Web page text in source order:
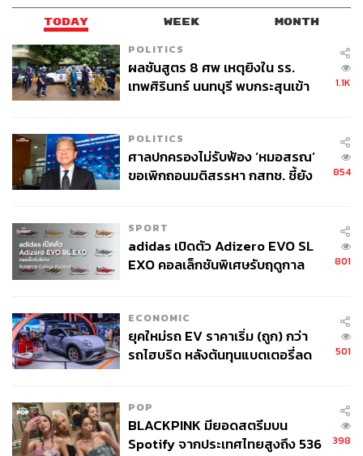
TODAY WEEK MONTH
POLITICS
ผลชันสูตร 8 ศพ เหตุยิงใน รร.
เทพศิรินทร์ นนทบุรี พบกระสุนเข้า
1.1K
POLITICS
ศาลปกครองไม่รับฟ้อง ‘หมอสรณ’
ขอเพิกถอนมติสรรหา กสทช. ชี้ยัง
854
SPORT
adidas เปิดตัว Adizero EVO SL
EXO คอลเล็กชันพิเศษรับฤดูกาล
801
ECONOMIC
ยุคใหม่รถ EV ราคาเริ่ม (ถูก) กว่า
รถไฮบริด หลังต้นทุนแบตเตอรี่ลด
501
POP
BLACKPINK มียอดสตรีมบน
Spotify จากประเทศไทยสูงถึง 536
398